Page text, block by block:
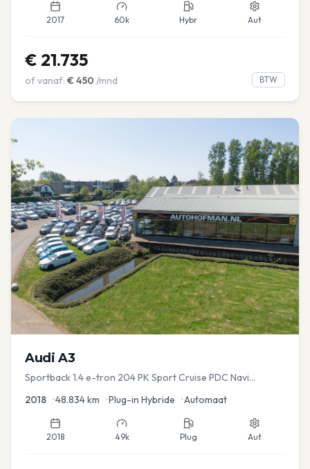
2017 60k Hybr Aut
€ 21.735
of vanaf: € 450 /mnd BTW
Audi A3
Sportback 1.4 e-tron 204 PK Sport Cruise PDC Navi
2018 •48.834km •Plug-in Hybride •Automaat
2018 49k Plug Aut